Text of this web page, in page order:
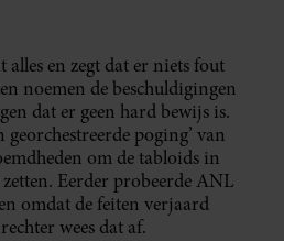
en zegt dat er niets fout
noemen de beschuldigingen
dat er geen hard bewijs is.
georchestreerde poging’ van
om de tabloids in
Eerder probeerde ANL
omdat de feiten verjaard
wees dat af.